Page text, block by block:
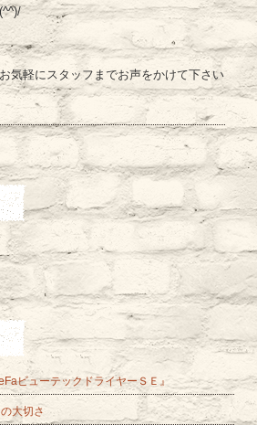
気軽にスタッフまでお声をかけて下さい
ビューテックドライヤーＳＥ』
大切さ